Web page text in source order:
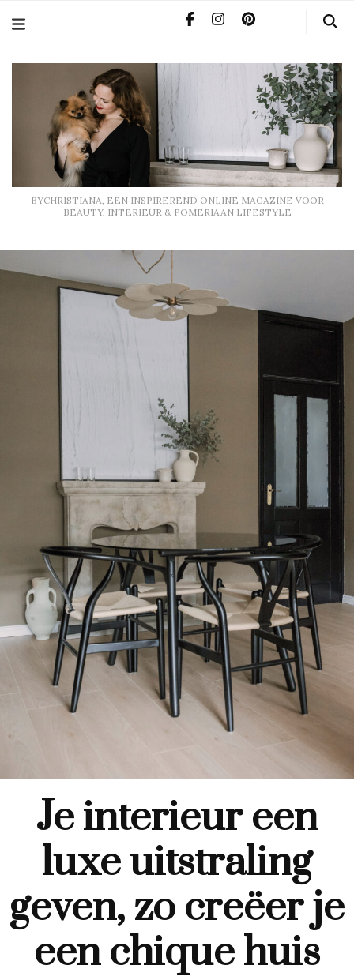
BYCHRISTIANA, EEN INSPIREREND ONLINE MAGAZINE VOOR
BEAUTY, INTERIEUR & POMERIAAN LIFESTYLE
Je interieur een
luxe uitstraling
geven, zo creëer je
een chique huis